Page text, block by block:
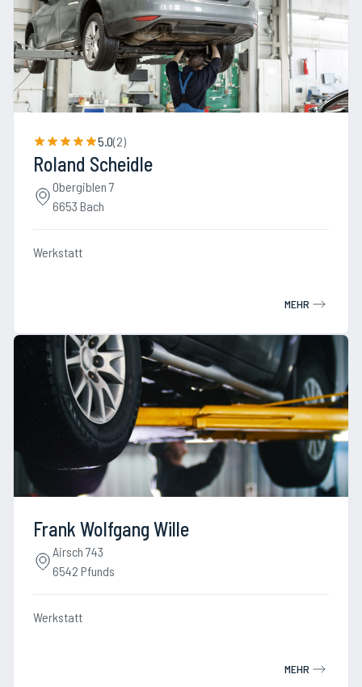
5.0(2)
Roland Scheidle
Obergiblen 7
6653 Bach
Werkstatt
MEHR
Frank Wolfgang Wille
Airsch 743
6542 Pfunds
Werkstatt
MEHR